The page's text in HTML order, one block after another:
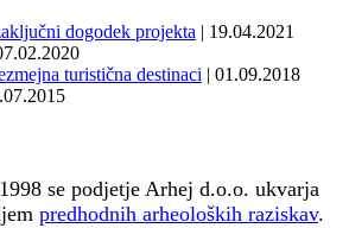
dogodek projekta | 19.04.2021
turistična destinaci | 01.09.2018
se podjetje Arhej d.o.o. ukvarja
predhodnih arheoloških raziskav.